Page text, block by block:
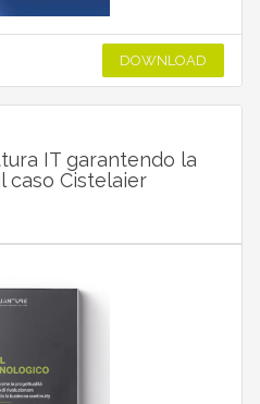
DOWNLOAD
IT garantendo la
caso Cistelaier